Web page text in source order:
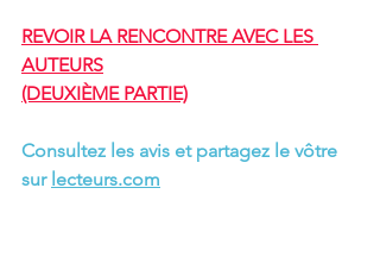
REVOIR LA RENCONTRE AVEC LES
AUTEURS
(DEUXIÈME PARTIE)
Consultez les avis et partagez le vôtre
sur lecteurs.com